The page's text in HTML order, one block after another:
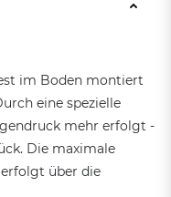
im Boden montiert
eine spezielle
mehr erfolgt -
Die maximale
über die